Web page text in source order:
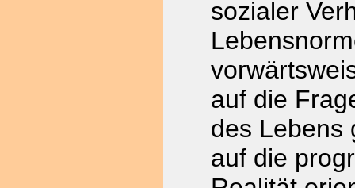
sozialer
auf die
des Lebens
auf die